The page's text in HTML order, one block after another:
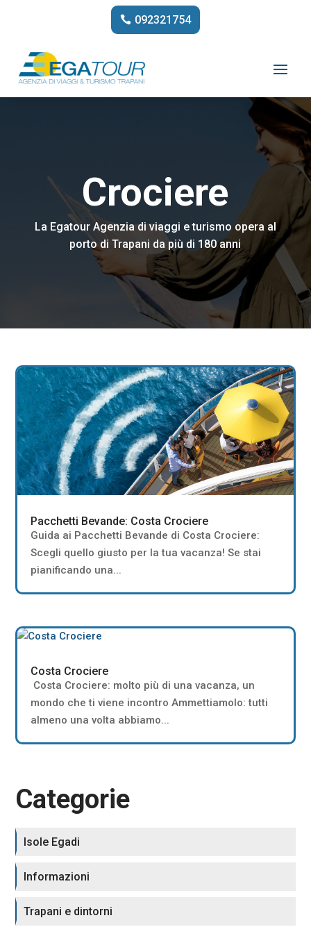
092321754
Crociere
La Egatour Agenzia di viaggi e turismo opera al
porto di Trapani da più di 180 anni
Pacchetti Bevande: Costa Crociere
Guida ai Pacchetti Bevande di Costa Crociere:
Scegli quello giusto per la tua vacanza! Se stai
pianificando una...
Costa Crociere
Costa Crociere: molto più di una vacanza, un
mondo che ti viene incontro Ammettiamolo: tutti
almeno una volta abbiamo...
Categorie
Isole Egadi
Informazioni
Trapani e dintorni